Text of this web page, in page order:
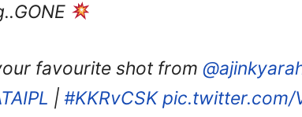
favourite shot from
| #KKRvCSK pic.twitter.com/